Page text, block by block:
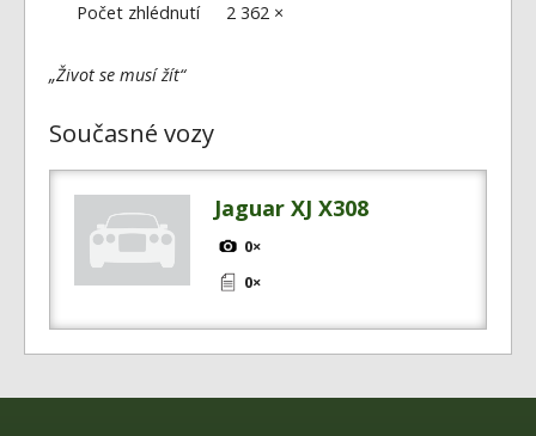
Počet zhlédnutí
2 362 ×
„Život se musí žít“
Současné vozy
Jaguar XJ X308
0×
0×